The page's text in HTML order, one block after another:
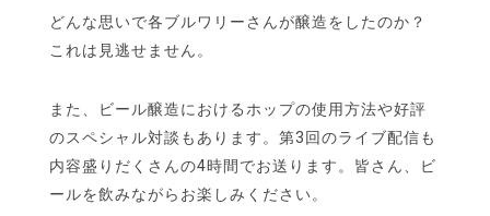
どんな思いで各ブルワリーさんが醸造をしたのか？
これは見逃せません。
また、ビール醸造におけるホップの使用方法や好評
のスペシャル対談もあります。第3回のライブ配信も
内容盛りだくさんの4時間でお送ります。皆さん、ビ
ールを飲みながらお楽しみください。